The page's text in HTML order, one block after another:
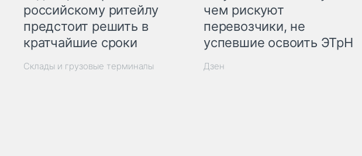
российскому ритейлу
предстоит решить в
кратчайшие сроки
Склады и грузовые терминалы
чем рискуют
перевозчики, не
успевшие освоить ЭТрН
Дзен